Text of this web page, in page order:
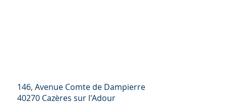
146, Avenue Comte de Dampierre
40270 Cazères sur l'Adour